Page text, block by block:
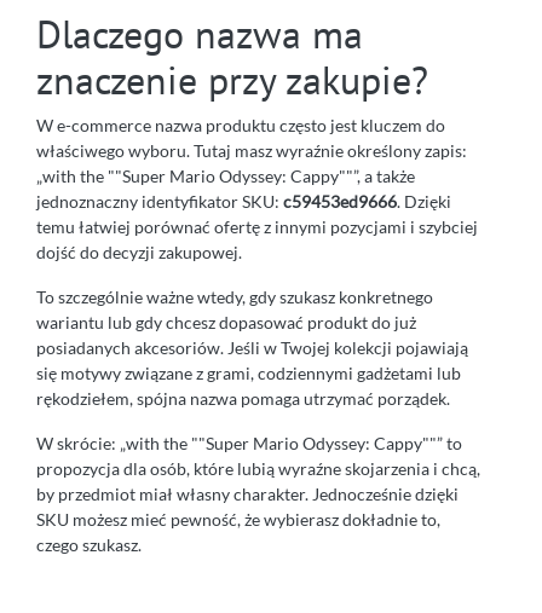
Dlaczego nazwa ma
znaczenie przy zakupie?
W e-commerce nazwa produktu często jest kluczem do
właściwego wyboru. Tutaj masz wyraźnie określony zapis:
„with the ""Super Mario Odyssey: Cappy""”, a także
jednoznaczny identyfikator SKU: c59453ed9666. Dzięki
temu łatwiej porównać ofertę z innymi pozycjami i szybciej
dojść do decyzji zakupowej.
To szczególnie ważne wtedy, gdy szukasz konkretnego
wariantu lub gdy chcesz dopasować produkt do już
posiadanych akcesoriów. Jeśli w Twojej kolekcji pojawiają
się motywy związane z grami, codziennymi gadżetami lub
rękodziełem, spójna nazwa pomaga utrzymać porządek.
W skrócie: „with the ""Super Mario Odyssey: Cappy""” to
propozycja dla osób, które lubią wyraźne skojarzenia i chcą,
by przedmiot miał własny charakter. Jednocześnie dzięki
SKU możesz mieć pewność, że wybierasz dokładnie to,
czego szukasz.